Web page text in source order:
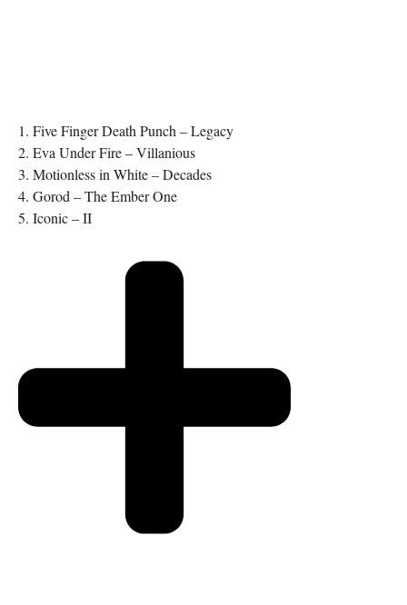
1. Five Finger Death Punch – Legacy
2. Eva Under Fire – Villanious
3. Motionless in White – Decades
4. Gorod – The Ember One
5. Iconic – II